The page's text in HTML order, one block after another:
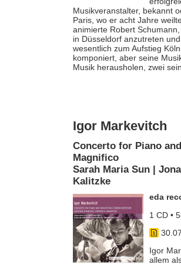
Musikveranstalter, bekannt
Paris, wo er acht Jahre
animierte Robert
in Düsseldorf anzutreten
wesentlich zum Aufstieg
komponiert, aber seine
Musik herausholen, zwei
Igor Markevitch
Concerto for Piano
Magnifico
Sarah Maria Sun |
Kalitzke
eda
1 CD •
Igor
allem